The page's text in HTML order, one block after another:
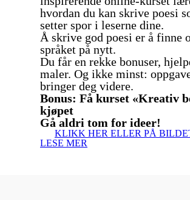
hvordan du kan skrive poesi
setter spor i leserne dine.
Å skrive god poesi er å finne
språket på nytt.
Du får en rekke bonuser,
maler. Og ikke minst:
bringer deg videre.
Bonus: Få kurset «Kreativ
kjøpet
Gå aldri tom for ideer!
KLIKK HER ELLER PÅ
LESE MER